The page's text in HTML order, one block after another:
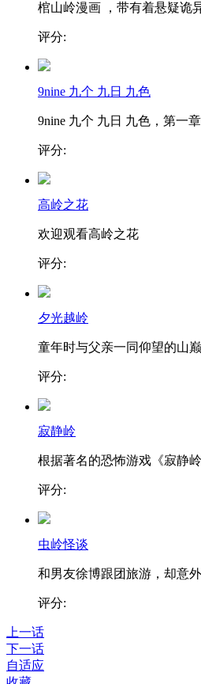
棺山岭漫画 ，带有着悬疑诡
评分:
9nine 九个 九日 九色
9nine 九个 九日 九色，第一
评分:
高岭之花
欢迎观看高岭之花
评分:
夕光越岭
童年时与父亲一同仰望的山
评分:
寂静岭
根据著名的恐怖游戏《寂静
评分:
虫岭怪谈
和男友徐博跟团旅游，却意
评分:
上一话
下一话
自适应